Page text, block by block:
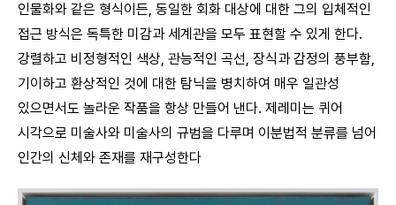
인물화와 같은 형식이든, 동일한 회화 대상에 대한 그의 입체적인
접근 방식은 독특한 미감과 세계관을 모두 표현할 수 있게 한다.
강렬하고 비정형적인 색상, 관능적인 곡선, 장식과 감정의 풍부함,
기이하고 환상적인 것에 대한 탐닉을 병치하여 매우 일관성
있으면서도 놀라운 작품을 항상 만들어 낸다. 제레미는 퀴어
시각으로 미술사와 미술사의 규범을 다루며 이분법적 분류를 넘어
인간의 신체와 존재를 재구성한다